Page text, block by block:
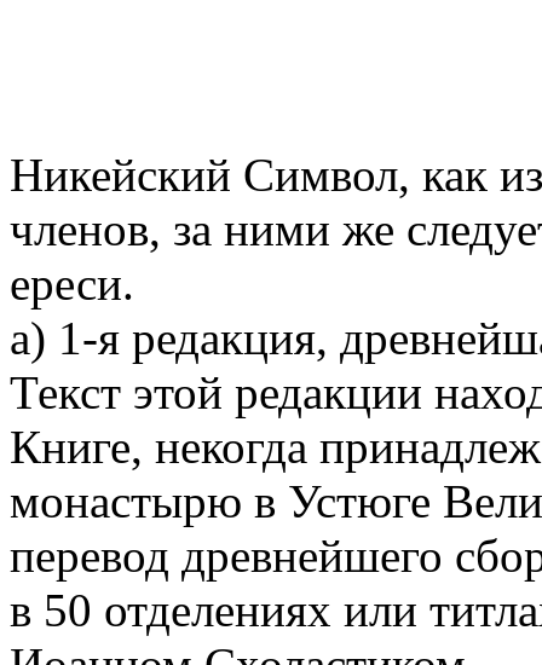
Никейский Символ, как
членов, за ними же
ереси.
а) 1-я редакция,
Текст этой редакции
Книге, некогда
монастырю в Устюге
перевод древнейшего
в 50 отделениях или